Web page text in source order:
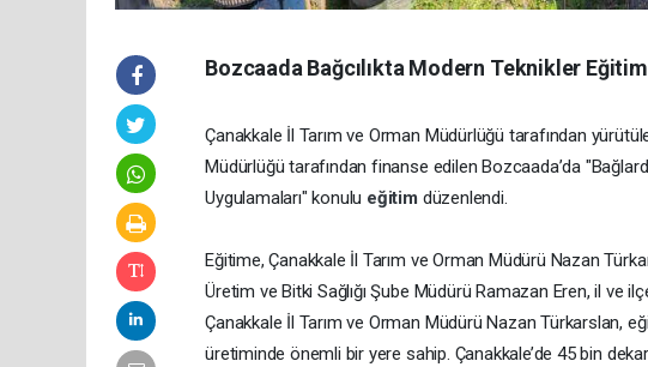
Bozcaada Bağcılıkta Modern Teknikler
Çanakkale İl Tarım ve Orman Müdürlüğü tarafından
Müdürlüğü tarafından finanse edilen Bozcaada’da
Uygulamaları" konulu eğitim düzenlendi.
Eğitime, Çanakkale İl Tarım ve Orman Müdürü Nazan
Üretim ve Bitki Sağlığı Şube Müdürü Ramazan Eren, il ve
Çanakkale İl Tarım ve Orman Müdürü Nazan Türkarslan,
üretiminde önemli bir yere sahip. Çanakkale’de 45 bin